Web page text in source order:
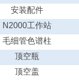
安装配件
N2000工作站
毛细管色谱柱
顶空瓶
顶空盖